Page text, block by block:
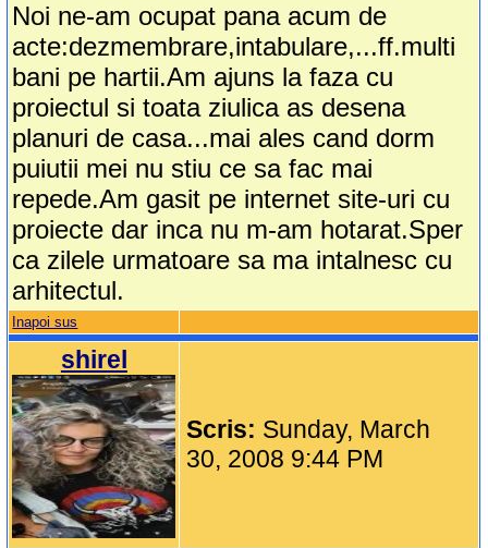
Noi ne-am ocupat pana acum de
acte:dezmembrare,intabulare,...ff.multi
bani pe hartii.Am ajuns la faza cu
proiectul si toata ziulica as desena
planuri de casa...mai ales cand dorm
puiutii mei nu stiu ce sa fac mai
repede.Am gasit pe internet site-uri cu
proiecte dar inca nu m-am hotarat.Sper
ca zilele urmatoare sa ma intalnesc cu
arhitectul.
Inapoi sus
shirel
Scris: Sunday, March
30, 2008 9:44 PM